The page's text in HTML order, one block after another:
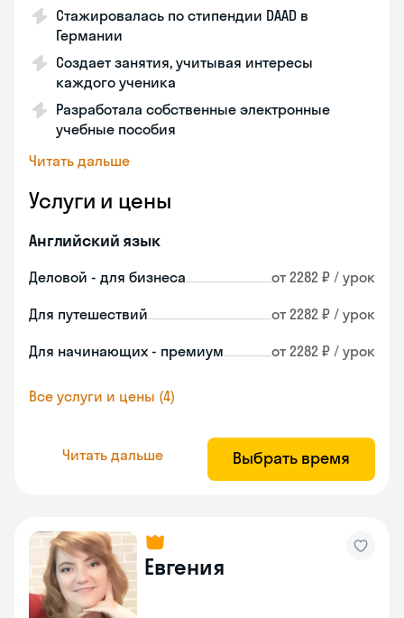
Стажировалась по стипендии DAAD в
Германии
Создает занятия, учитывая интересы
каждого ученика
Разработала собственные электронные
учебные пособия
Читать дальше
Услуги и цены
Английский язык
Деловой - для бизнеса от 2282 ₽ / урок
Для путешествий от 2282 ₽ / урок
Для начинающих - премиум от 2282 ₽ / урок
Все услуги и цены (4)
Читать дальше Выбрать время
Евгения